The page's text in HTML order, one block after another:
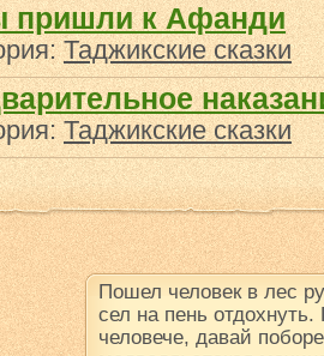
пришли к Афанди
Таджикские сказки
Таджикские сказки
Пошел человек в лес
сел на пень
человече, давай